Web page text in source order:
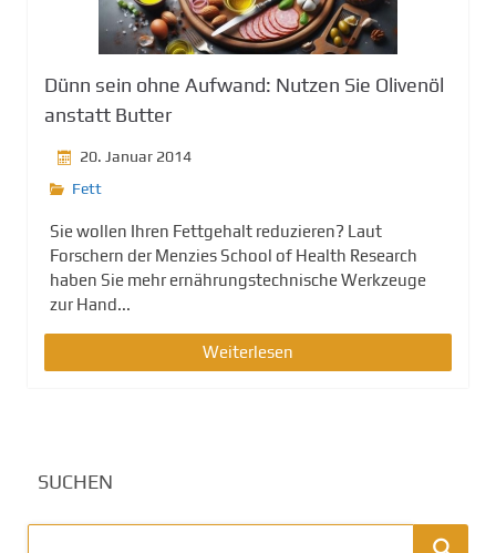
Dünn sein ohne Aufwand: Nutzen Sie Olivenöl
anstatt Butter
20. Januar 2014
Fett
Sie wollen Ihren Fettgehalt reduzieren? Laut
Forschern der Menzies School of Health Research
haben Sie mehr ernährungstechnische Werkzeuge
zur Hand...
Weiterlesen
SUCHEN